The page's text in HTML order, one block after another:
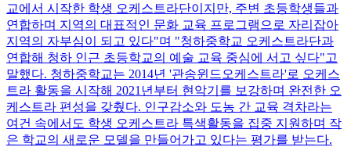
교에서 시작한 학생 오케스트라단이지만, 주변 초등학생들과
연합하며 지역의 대표적인 문화 교육 프로그램으로 자리잡아
지역의 자부심이 되고 있다"며 "청하중학교 오케스트라단과
연합해 청하 인근 초등학교의 예술 교육 중심에 서고 싶다"고
말했다. 청하중학교는 2014년 '관송윈드오케스트라'로 오케스
트라 활동을 시작해 2021년부터 현악기를 보강하며 완전한 오
케스트라 편성을 갖췄다. 인구감소와 도농 간 교육 격차라는
여건 속에서도 학생 오케스트라 특색활동을 집중 지원하며 작
은 학교의 새로운 모델을 만들어가고 있다는 평가를 받는다.